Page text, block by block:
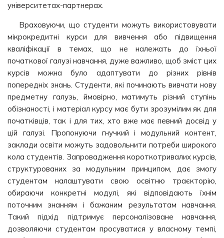
університетах-партнерах.
Враховуючи, що студенти можуть використовувати
мікрокредитні курси для вивчення або підвищення
кваліфікації в темах, що не належать до їхньої
початкової галузі навчання, дуже важливо, щоб зміст цих
курсів можна було адаптувати до різних рівнів
попередніх знань. Студенти, які починають вивчати нову
предметну галузь, ймовірно, матимуть різний ступінь
обізнаності, і матеріал курсу має бути зрозумілим як для
початківців, так і для тих, хто вже має певний досвід у
цій галузі. Пропонуючи гнучкий і модульний контент,
заклади освіти можуть задовольнити потреби широкого
кола студентів. Запровадження короткотривалих курсів,
структурованих за модульним принципом, дає змогу
студентам налаштувати свою освітню траєкторію,
обираючи конкретні модулі, які відповідають їхнім
поточним знанням і бажаним результатам навчання.
Такий підхід підтримує персоналізоване навчання,
дозволяючи студентам просуватися у власному темпі,